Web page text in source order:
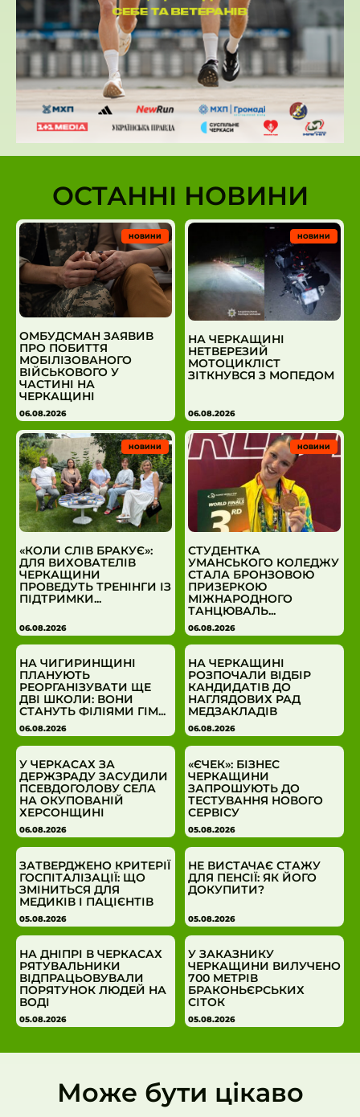
ОСТАННІ НОВИНИ
НОВИНИ
ОМБУДСМАН ЗАЯВИВ
ПРО ПОБИТТЯ
МОБІЛІЗОВАНОГО
ВІЙСЬКОВОГО У
ЧАСТИНІ НА
ЧЕРКАЩИНІ
06.08.2026
НОВИНИ
НА ЧЕРКАЩИНІ
НЕТВЕРЕЗИЙ
МОТОЦИКЛІСТ
ЗІТКНУВСЯ З МОПЕДОМ
06.08.2026
НОВИНИ
«КОЛИ СЛІВ БРАКУЄ»:
ДЛЯ ВИХОВАТЕЛІВ
ЧЕРКАЩИНИ
ПРОВЕДУТЬ ТРЕНІНГИ ІЗ
ПІДТРИМКИ...
06.08.2026
НОВИНИ
СТУДЕНТКА
УМАНСЬКОГО КОЛЕДЖУ
СТАЛА БРОНЗОВОЮ
ПРИЗЕРКОЮ
МІЖНАРОДНОГО
ТАНЦЮВАЛЬ...
06.08.2026
НА ЧИГИРИНЩИНІ
ПЛАНУЮТЬ
РЕОРГАНІЗУВАТИ ЩЕ
ДВІ ШКОЛИ: ВОНИ
СТАНУТЬ ФІЛІЯМИ ГІМ...
06.08.2026
НА ЧЕРКАЩИНІ
РОЗПОЧАЛИ ВІДБІР
КАНДИДАТІВ ДО
НАГЛЯДОВИХ РАД
МЕДЗАКЛАДІВ
06.08.2026
У ЧЕРКАСАХ ЗА
ДЕРЖЗРАДУ ЗАСУДИЛИ
ПСЕВДОГОЛОВУ СЕЛА
НА ОКУПОВАНІЙ
ХЕРСОНЩИНІ
06.08.2026
«ЄЧЕК»: БІЗНЕС
ЧЕРКАЩИНИ
ЗАПРОШУЮТЬ ДО
ТЕСТУВАННЯ НОВОГО
СЕРВІСУ
05.08.2026
ЗАТВЕРДЖЕНО КРИТЕРІЇ
ГОСПІТАЛІЗАЦІЇ: ЩО
ЗМІНИТЬСЯ ДЛЯ
МЕДИКІВ І ПАЦІЄНТІВ
05.08.2026
НЕ ВИСТАЧАЄ СТАЖУ
ДЛЯ ПЕНСІЇ: ЯК ЙОГО
ДОКУПИТИ?
05.08.2026
НА ДНІПРІ В ЧЕРКАСАХ
РЯТУВАЛЬНИКИ
ВІДПРАЦЬОВУВАЛИ
ПОРЯТУНОК ЛЮДЕЙ НА
ВОДІ
05.08.2026
У ЗАКАЗНИКУ
ЧЕРКАЩИНИ ВИЛУЧЕНО
700 МЕТРІВ
БРАКОНЬЄРСЬКИХ
СІТОК
05.08.2026
Може бути цікаво